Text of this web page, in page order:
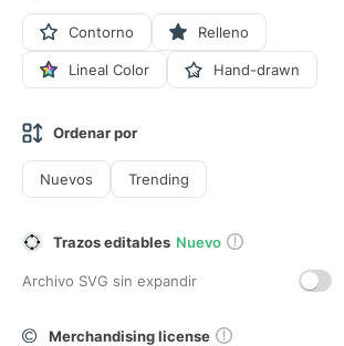
Contorno Relleno
Lineal Color Hand-drawn
Ordenar por
Nuevos Trending
Trazos editables Nuevo
Archivo SVG sin expandir
Merchandising license